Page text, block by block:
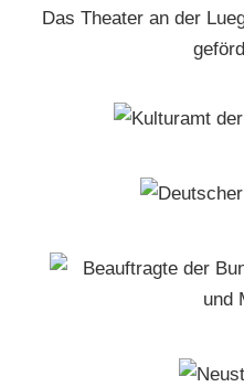
Das Theater an der